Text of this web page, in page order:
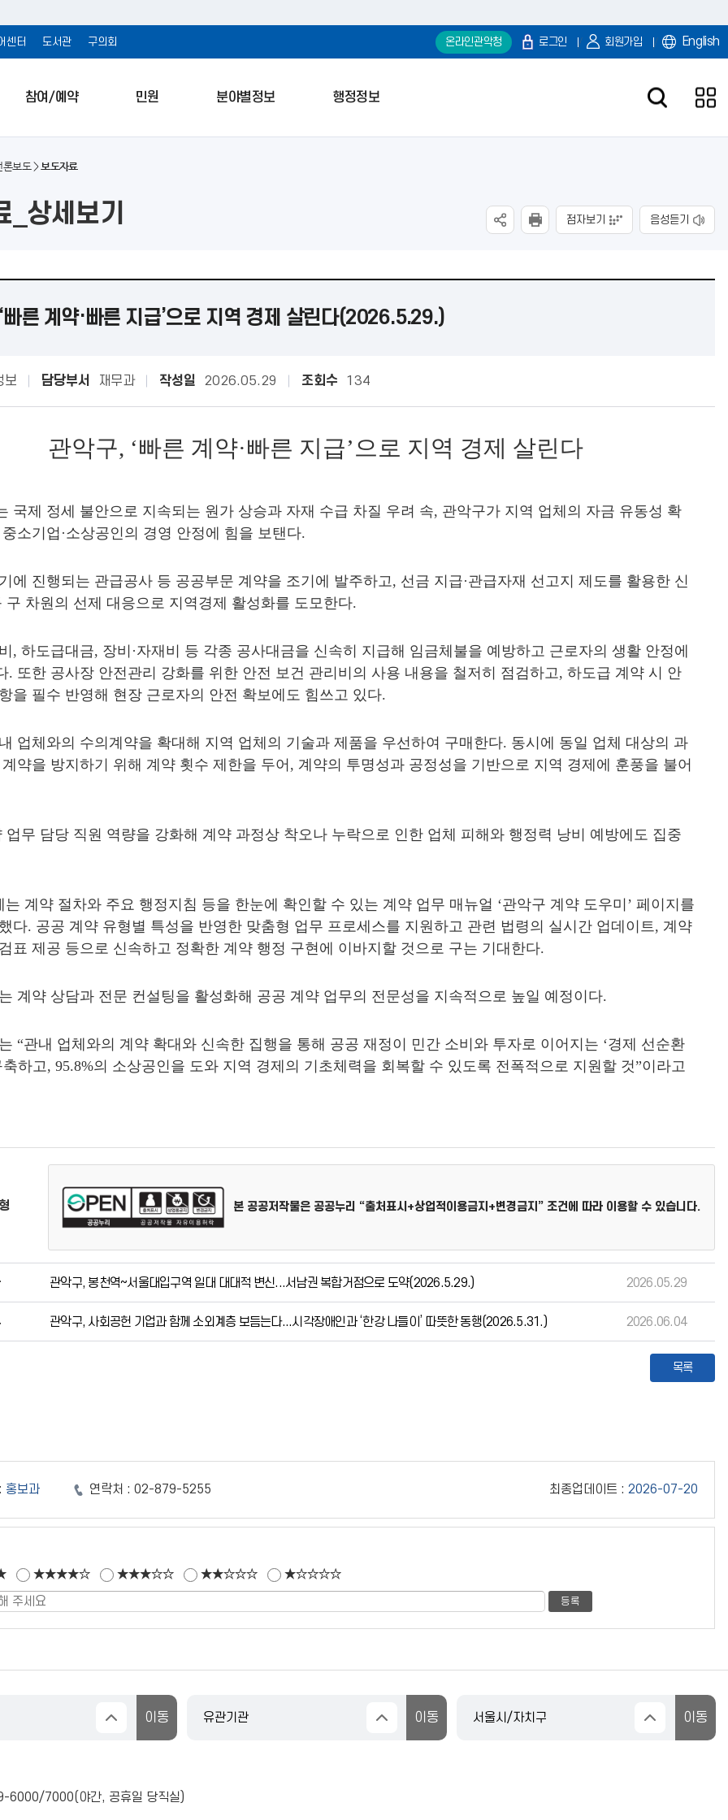
센터 도서관 구의회 온라인관악청 로그인 회원가입 English
참여/예약 민원 분야별정보 행정정보
론보도 보도자료
_상세보기 점자보기 음성듣기
빠른 계약·빠른 지급’으로 지역 경제 살린다(2026.5.29.)
보 담당부서 재무과 작성일 2026.05.29 조회수 134
관악구, ‘빠른 계약·빠른 지급’으로 지역 경제 살린다
국제 정세 불안으로 지속되는 원가 상승과 자재 수급 차질 우려 속, 관악구가 지역 업체의 자금 유동성 확
소기업 ·소상공인의 경영 안정에 힘을 보탠다.
에 진행되는 관급공사 등 공공부문 계약을 조기에 발주하고, 선금 지급·관급자재 선고지 제도를 활용한 신
구 차원의 선제 대응으로 지역경제 활성화를 도모한다.
, 하도급대금, 장비 ·자재비 등 각종 공사대금을 신속히 지급해 임금체불을 예방하고 근로자의 생활 안정에
. 또한 공사장 안전관리 강화를 위한 안전 보건 관리비의 사용 내용을 철저히 점검하고, 하도급 계약 시 안
을 필수 반영해 현장 근로자의 안전 확보에도 힘쓰고 있다.
업체와의 수의계약을 확대해 지역 업체의 기술과 제품을 우선하여 구매한다. 동시에 동일 업체 대상의 과
약을 방지하기 위해 계약 횟수 제한을 두어 , 계약의 투명성과 공정성을 기반으로 지역 경제에 훈풍을 불어
업무 담당 직원 역량을 강화해 계약 과정상 착오나 누락으로 인한 업체 피해와 행정력 낭비 예방에도 집중
는 계약 절차와 주요 행정지침 등을 한눈에 확인할 수 있는 계약 업무 매뉴얼 ‘관악구 계약 도우미 ’ 페이지를
다. 공공 계약 유형별 특성을 반영한 맞춤형 업무 프로세스를 지원하고 관련 법령의 실시간 업데이트, 계약
표 제공 등으로 신속하고 정확한 계약 행정 구현에 이바지할 것으로 구는 기대한다.
계약 상담과 전문 컨설팅을 활성화해 공공 계약 업무의 전문성을 지속적으로 높일 예정이다.
“관내 업체와의 계약 확대와 신속한 집행을 통해 공공 재정이 민간 소비와 투자로 이어지는 ‘경제 선순환
축하고, 95.8%의 소상공인을 도와 지역 경제의 기초체력을 회복할 수 있도록 전폭적으로 지원할 것”이라고
본 공공저작물은 공공누리 “출처표시+상업적이용금지+변경금지” 조건에 따라 이용할 수 있습니다.
관악구, 봉천역~서울대입구역 일대 대대적 변신...서남권 복합거점으로 도약(2026.5.29.) 2026.05.29
관악구, 사회공헌 기업과 함께 소외계층 보듬는다...시각장애인과 ‘한강 나들이’ 따뜻한 동행(2026.5.31.) 2026.06.04
목록
홍보과 연락처 : 02-879-5255 최종업데이트 : 2026-07-20
★★★★☆ ★★★☆☆ ★★☆☆☆ ★☆☆☆☆
6000/7000(야간, 공휴일 당직실)